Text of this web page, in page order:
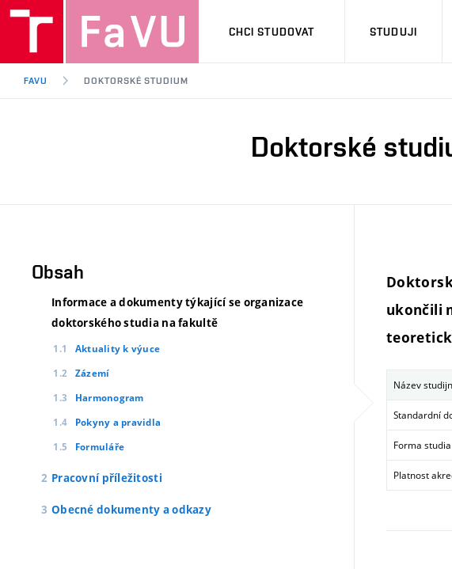
CHCI STUDOVAT STUDUJI
FAVU DOKTORSKÉ STUDIUM
Doktorské
Obsah
Informace a dokumenty týkající se organizace
doktorského studia na fakultě
Aktuality k výuce
Zázemí
Harmonogram
Pokyny a pravidla
Formuláře
Pracovní příležitosti
Obecné dokumenty a odkazy
ukončili
Název
Standardní
Forma studia
Platnost